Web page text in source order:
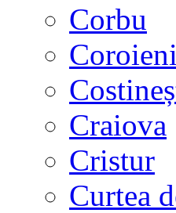
Corbu
Coroieni
Craiova
Cristur
Curtea